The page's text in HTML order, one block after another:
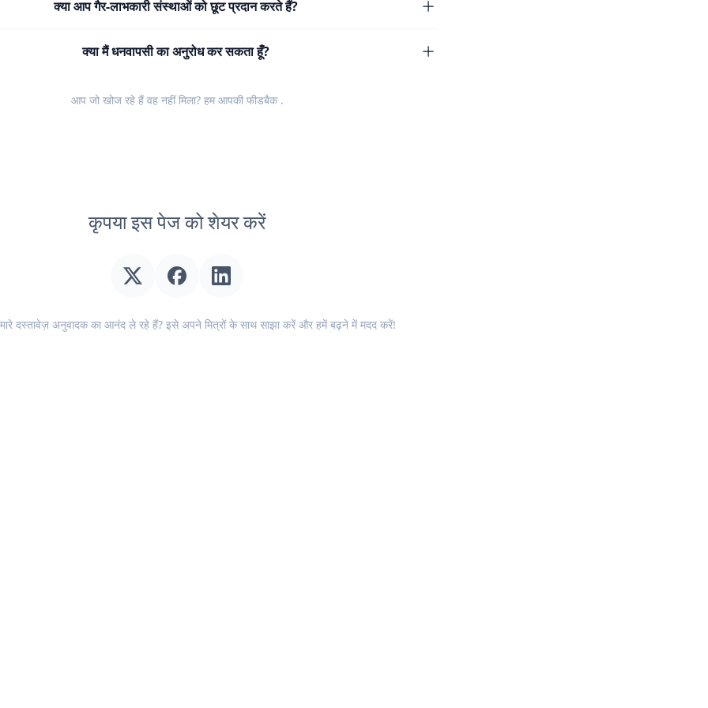
क्या आप गैर-लाभकारी संस्थाओं को छूट प्रदान करते हैं?
क्या मैं धनवापसी का अनुरोध कर सकता हूँ?
आप जो खोज रहे हैं वह नहीं मिला? हम आपकी फीडबैक.
कृपया इस पेज को शेयर करें
दस्तावेज़ अनुवादक का आनंद ले रहे हैं? इसे अपने मित्रों के साथ साझा करें और हमें बढ़ने में मदद करें!